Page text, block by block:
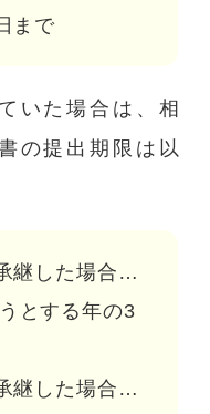
まで
いた場合は、相
の提出期限は以
継した場合…
とする年の3
継した場合…